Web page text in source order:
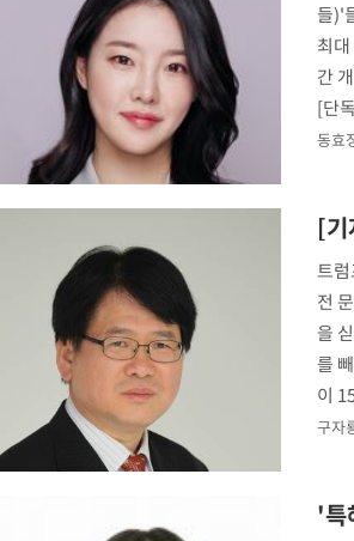
들)'
최
간
[단
동효
[기
트
전
을
를
이
구자
'특